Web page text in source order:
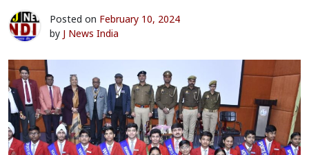
Posted on February 10, 2024
by J News India